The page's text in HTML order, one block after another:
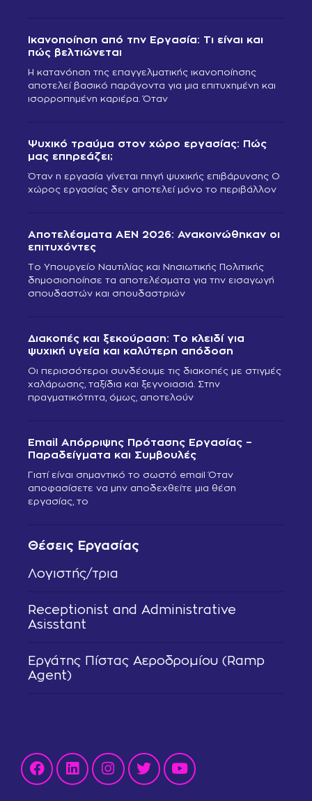
Θέσεις Εργασίας
Λογιστής/τρια
Receptionist and Administrative
Asisstant
Εργάτης Πίστας Αεροδρομίου (Ramp
Agent)
Ικανοποίηση από την Εργασία: Τι είναι και
πώς βελτιώνεται
Η κατανόηση της επαγγελματικής ικανοποίησης
αποτελεί βασικό παράγοντα για μια επιτυχημένη και
ισορροπημένη καριέρα. Όταν
Ψυχικό τραύμα στον χώρο εργασίας: Πώς
μας επηρεάζει;
Όταν η εργασία γίνεται πηγή ψυχικής επιβάρυνσης Ο
χώρος εργασίας δεν αποτελεί μόνο το περιβάλλον
Αποτελέσματα ΑΕΝ 2026: Ανακοινώθηκαν οι
επιτυχόντες
Το Υπουργείο Ναυτιλίας και Νησιωτικής Πολιτικής
δημοσιοποίησε τα αποτελέσματα για την εισαγωγή
σπουδαστών και σπουδαστριών
Διακοπές και ξεκούραση: Το κλειδί για
ψυχική υγεία και καλύτερη απόδοση
Οι περισσότεροι συνδέουμε τις διακοπές με στιγμές
χαλάρωσης, ταξίδια και ξεγνοιασιά. Στην
πραγματικότητα, όμως, αποτελούν
Email Απόρριψης Πρότασης Εργασίας –
Παραδείγματα και Συμβουλές
Γιατί είναι σημαντικό το σωστό email Όταν
αποφασίσετε να μην αποδεχθείτε μια θέση
εργασίας, το